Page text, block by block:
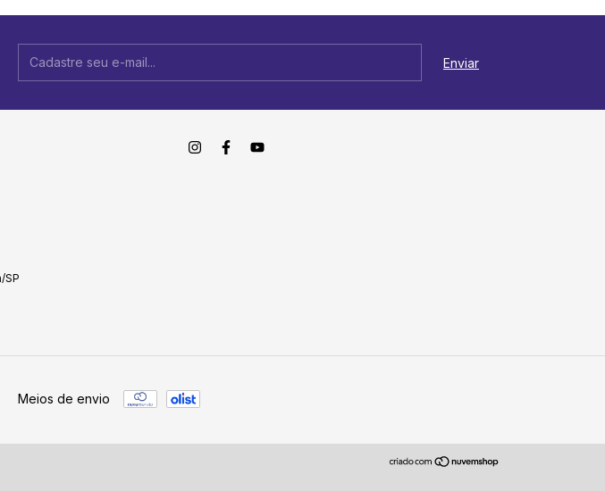
SP
Meios de envio